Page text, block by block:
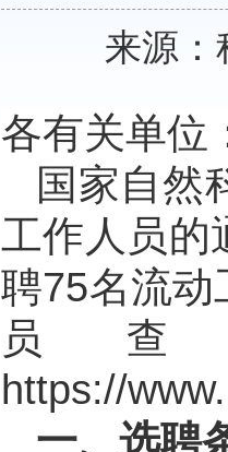
来源：
各有关单位
国家自然
工作人员的
聘75名流动
员
https://
一、选聘